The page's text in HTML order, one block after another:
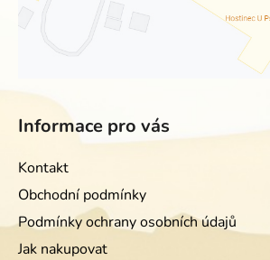
Informace pro vás
Kontakt
Obchodní podmínky
Podmínky ochrany osobních údajů
Jak nakupovat